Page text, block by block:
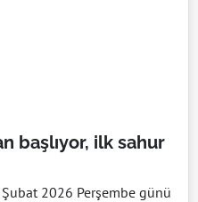
başlıyor, ilk sahur
Şubat 2026 Perşembe günü